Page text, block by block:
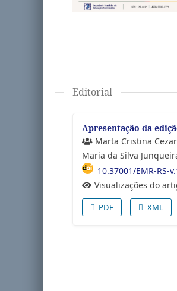
Editorial
Apresentação da
Marta Cristina
Maria da Silva
10.37001/EMR-RS-
Visualizações do
PDF XML